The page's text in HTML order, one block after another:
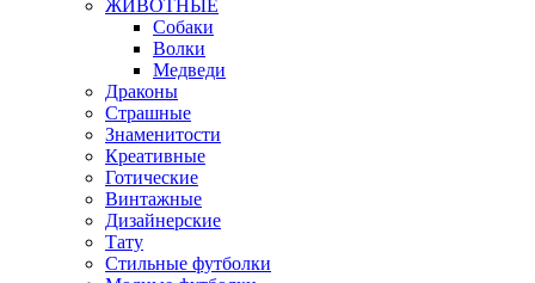
ЖИВОТНЫЕ
Собаки
Волки
Медведи
Драконы
Страшные
Знаменитости
Креативные
Готические
Винтажные
Дизайнерские
Тату
Стильные футболки